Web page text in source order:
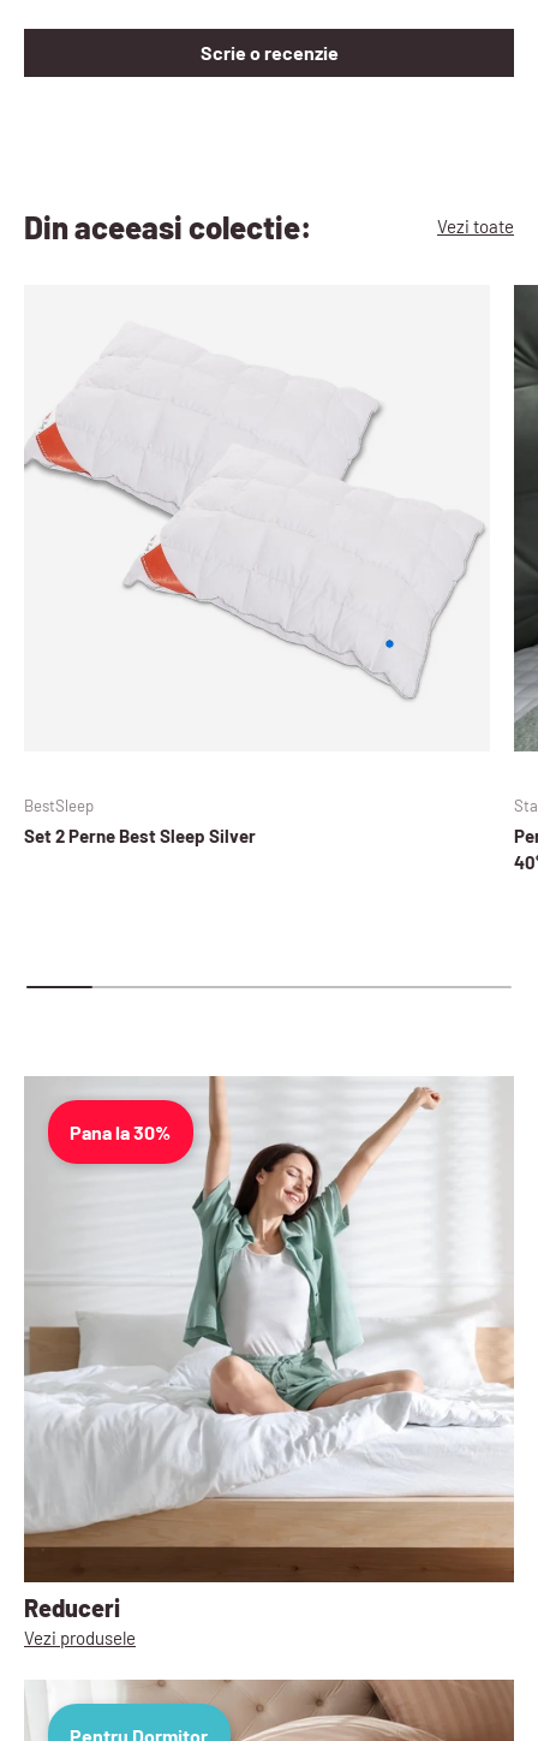
Scrie o recenzie
Din aceeasi colectie: Vezi toate
BestSleep
Set 2 Perne Best Sleep Silver
Perna Star Moon
Pana la 30%
Reduceri
Vezi produsele
Pentru Dormitor